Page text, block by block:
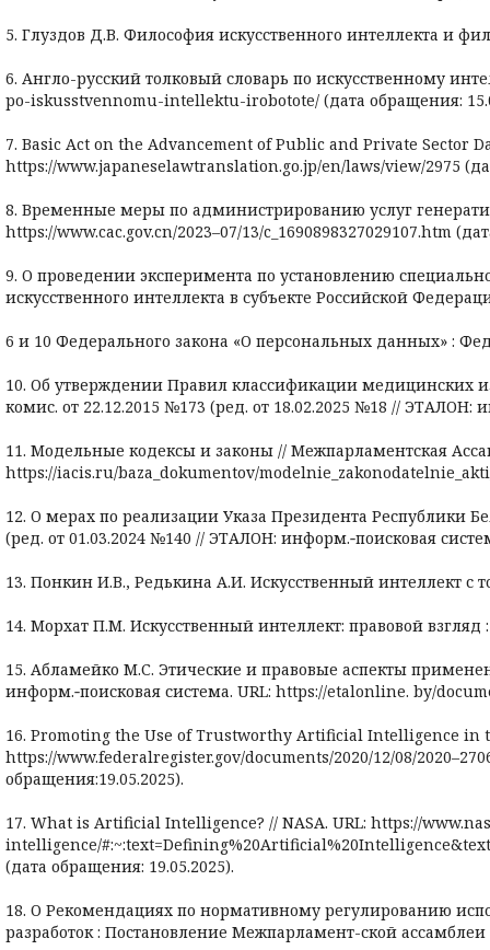
5. Глуздов Д.В. Философия искусственного интеллекта и
6. Англо-русский толковый словарь по искусственному
po-iskusstvennomu-intellektu-irobotote/ (дата обращения:
7. Basic Act on the Advancement of Public and Private Sector
https://www.japaneselawtranslation.go.jp/en/laws/view/2975
8. Временные меры по администрированию услуг
https://www.cac.gov.cn/2023–07/13/c_1690898327029107.htm
9. О проведении эксперимента по установлению
искусственного интеллекта в субъекте Российской
6 и 10 Федерального закона «О персональных данных» :
10. Об утверждении Правил классификации медицинских
комис. от 22.12.2015 №173 (ред. от 18.02.2025 №18 // ЭТАЛОН:
11. Модельные кодексы и законы // Межпарламентская
https://iacis.ru/baza_dokumentov/
12. О мерах по реализации Указа Президента Республики
(ред. от 01.03.2024 №140 // ЭТАЛОН: информ.‑поисковая
13. Понкин И.В., Редькина А.И. Искусственный интеллект с
14. Морхат П.М. Искусственный интеллект: правовой
15. Абламейко М.С. Этические и правовые аспекты
информ.‑поисковая система. URL: https://etalonline. by/
16. Promoting the Use of Trustworthy Artificial Intelligence in
https://www.federalregister.gov/documents/2020/12/08/
обращения:19.05.2025).
17. What is Artificial Intelligence? // NASA. URL: https://
intelligence/
(дата обращения: 19.05.2025).
18. О Рекомендациях по нормативному регулированию
разработок : Постановление Межпарламент-ской